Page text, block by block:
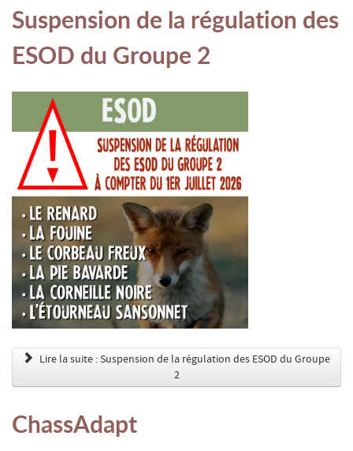
Suspension de la régulation des
ESOD du Groupe 2
Lire la suite : Suspension de la régulation des ESOD du Groupe
2
ChassAdapt